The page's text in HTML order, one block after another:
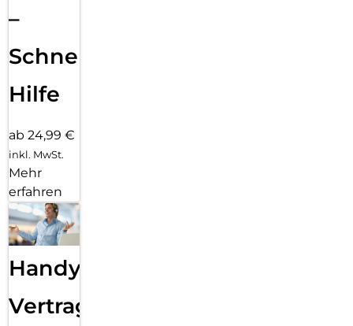
–
Schnelle
Hilfe
ab 24,99 €
inkl. MwSt.
Mehr
erfahren
Handy
Vertragsabwicklung